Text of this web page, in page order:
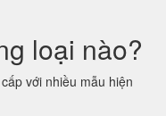
loại nào?
với nhiều mẫu hiện